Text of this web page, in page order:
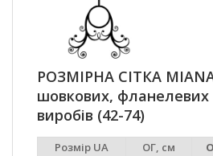
РОЗМІРНА СІТКА
шовкових, фланелевих
виробів (42-74)
Розмір UA ОГ, см